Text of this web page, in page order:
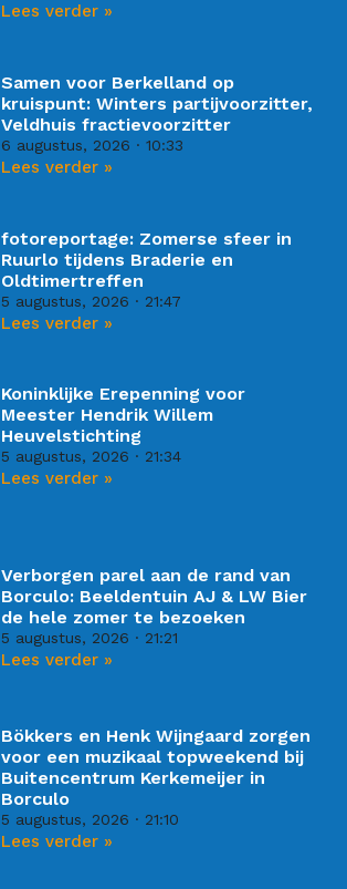
Lees verder »
Samen voor Berkelland op
kruispunt: Winters partijvoorzitter,
Veldhuis fractievoorzitter
6 augustus, 2026 10:33
Lees verder »
fotoreportage: Zomerse sfeer in
Ruurlo tijdens Braderie en
Oldtimertreffen
5 augustus, 2026 21:47
Lees verder »
Koninklijke Erepenning voor
Meester Hendrik Willem
Heuvelstichting
5 augustus, 2026 21:34
Lees verder »
Verborgen parel aan de rand van
Borculo: Beeldentuin AJ & LW Bier
de hele zomer te bezoeken
5 augustus, 2026 21:21
Lees verder »
Bökkers en Henk Wijngaard zorgen
voor een muzikaal topweekend bij
Buitencentrum Kerkemeijer in
Borculo
5 augustus, 2026 21:10
Lees verder »